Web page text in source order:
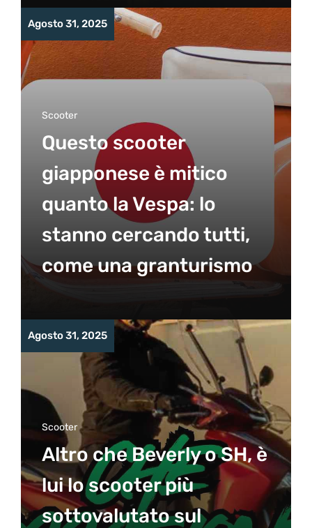
Agosto 31, 2025
Scooter
Questo scooter
giapponese è mitico
quanto la Vespa: lo
stanno cercando tutti,
come una granturismo
Agosto 31, 2025
Scooter
Altro che Beverly o SH, è
lui lo scooter più
sottovalutato sul